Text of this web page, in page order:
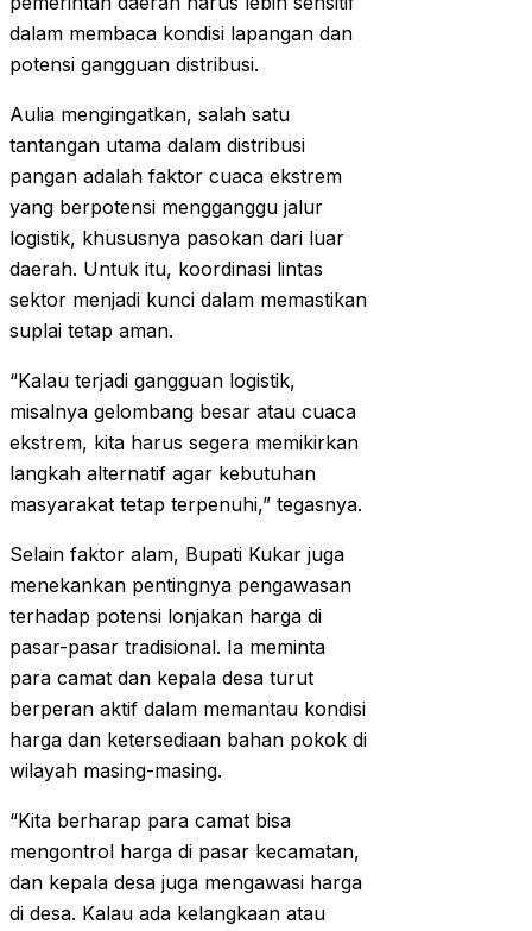
dalam membaca kondisi lapangan dan
potensi gangguan distribusi.
Aulia mengingatkan, salah satu
tantangan utama dalam distribusi
pangan adalah faktor cuaca ekstrem
yang berpotensi mengganggu jalur
logistik, khususnya pasokan dari luar
daerah. Untuk itu, koordinasi lintas
sektor menjadi kunci dalam memastikan
suplai tetap aman.
“Kalau terjadi gangguan logistik,
misalnya gelombang besar atau cuaca
ekstrem, kita harus segera memikirkan
langkah alternatif agar kebutuhan
masyarakat tetap terpenuhi,” tegasnya.
Selain faktor alam, Bupati Kukar juga
menekankan pentingnya pengawasan
terhadap potensi lonjakan harga di
pasar-pasar tradisional. Ia meminta
para camat dan kepala desa turut
berperan aktif dalam memantau kondisi
harga dan ketersediaan bahan pokok di
wilayah masing-masing.
“Kita berharap para camat bisa
mengontrol harga di pasar kecamatan,
dan kepala desa juga mengawasi harga
di desa. Kalau ada kelangkaan atau